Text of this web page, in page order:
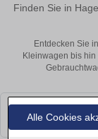
Alle Cookies
Finden Sie in
Entdecken Sie
Kleinwagen bis
Leider konnten wir
bald wieder vorbei!